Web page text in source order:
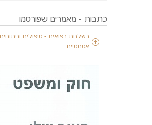
כתבות - מאמרים שפורסמו
רשלנות רפואית - טיפולים וניתוחים
אסתטיים